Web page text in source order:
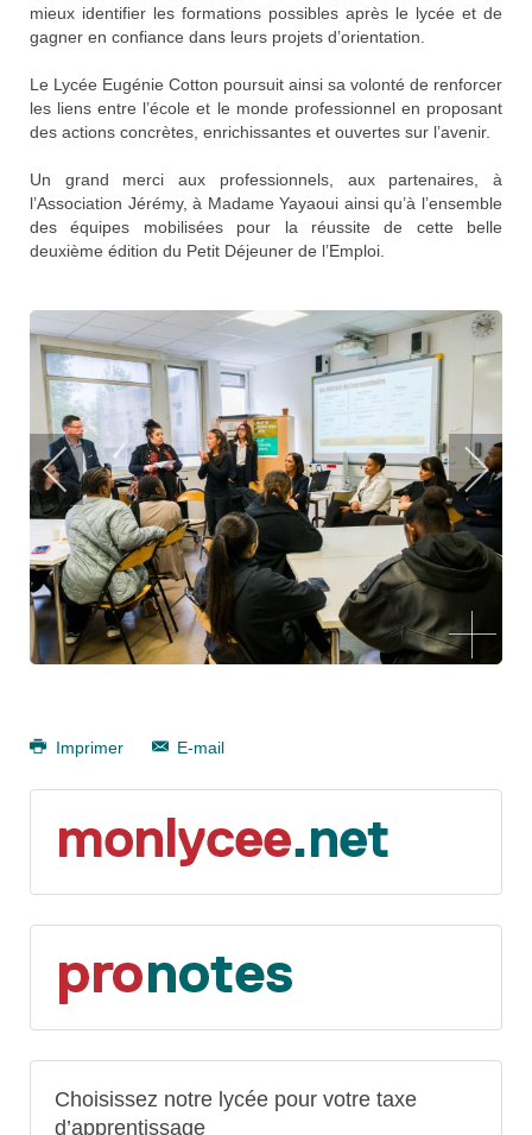
mieux identifier les formations possibles après le lycée et de
gagner en confiance dans leurs projets d’orientation.
Le Lycée Eugénie Cotton poursuit ainsi sa volonté de renforcer
les liens entre l’école et le monde professionnel en proposant
des actions concrètes, enrichissantes et ouvertes sur l’avenir.
Un grand merci aux professionnels, aux partenaires, à
l’Association Jérémy, à Madame Yayaoui ainsi qu’à l’ensemble
des équipes mobilisées pour la réussite de cette belle
deuxième édition du Petit Déjeuner de l’Emploi.
Imprimer E-mail
Choisissez notre lycée pour votre taxe
d’apprentissage